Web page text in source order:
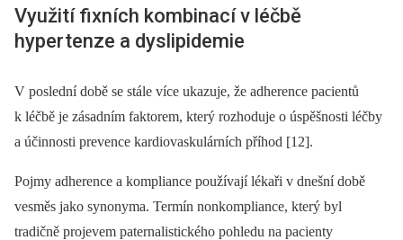
Využití fixních kombinací v léčbě
hypertenze a dyslipidemie
V poslední době se stále více ukazuje, že adherence pacientů
k léčbě je zásadním faktorem, který rozhoduje o úspěšnosti léčby
a účinnosti prevence kardiovaskulárních příhod [12].
Pojmy adherence a kompliance používají lékaři v dnešní době
vesměs jako synonyma. Termín nonkompliance, který byl
tradičně projevem paternalistického pohledu na pacienty